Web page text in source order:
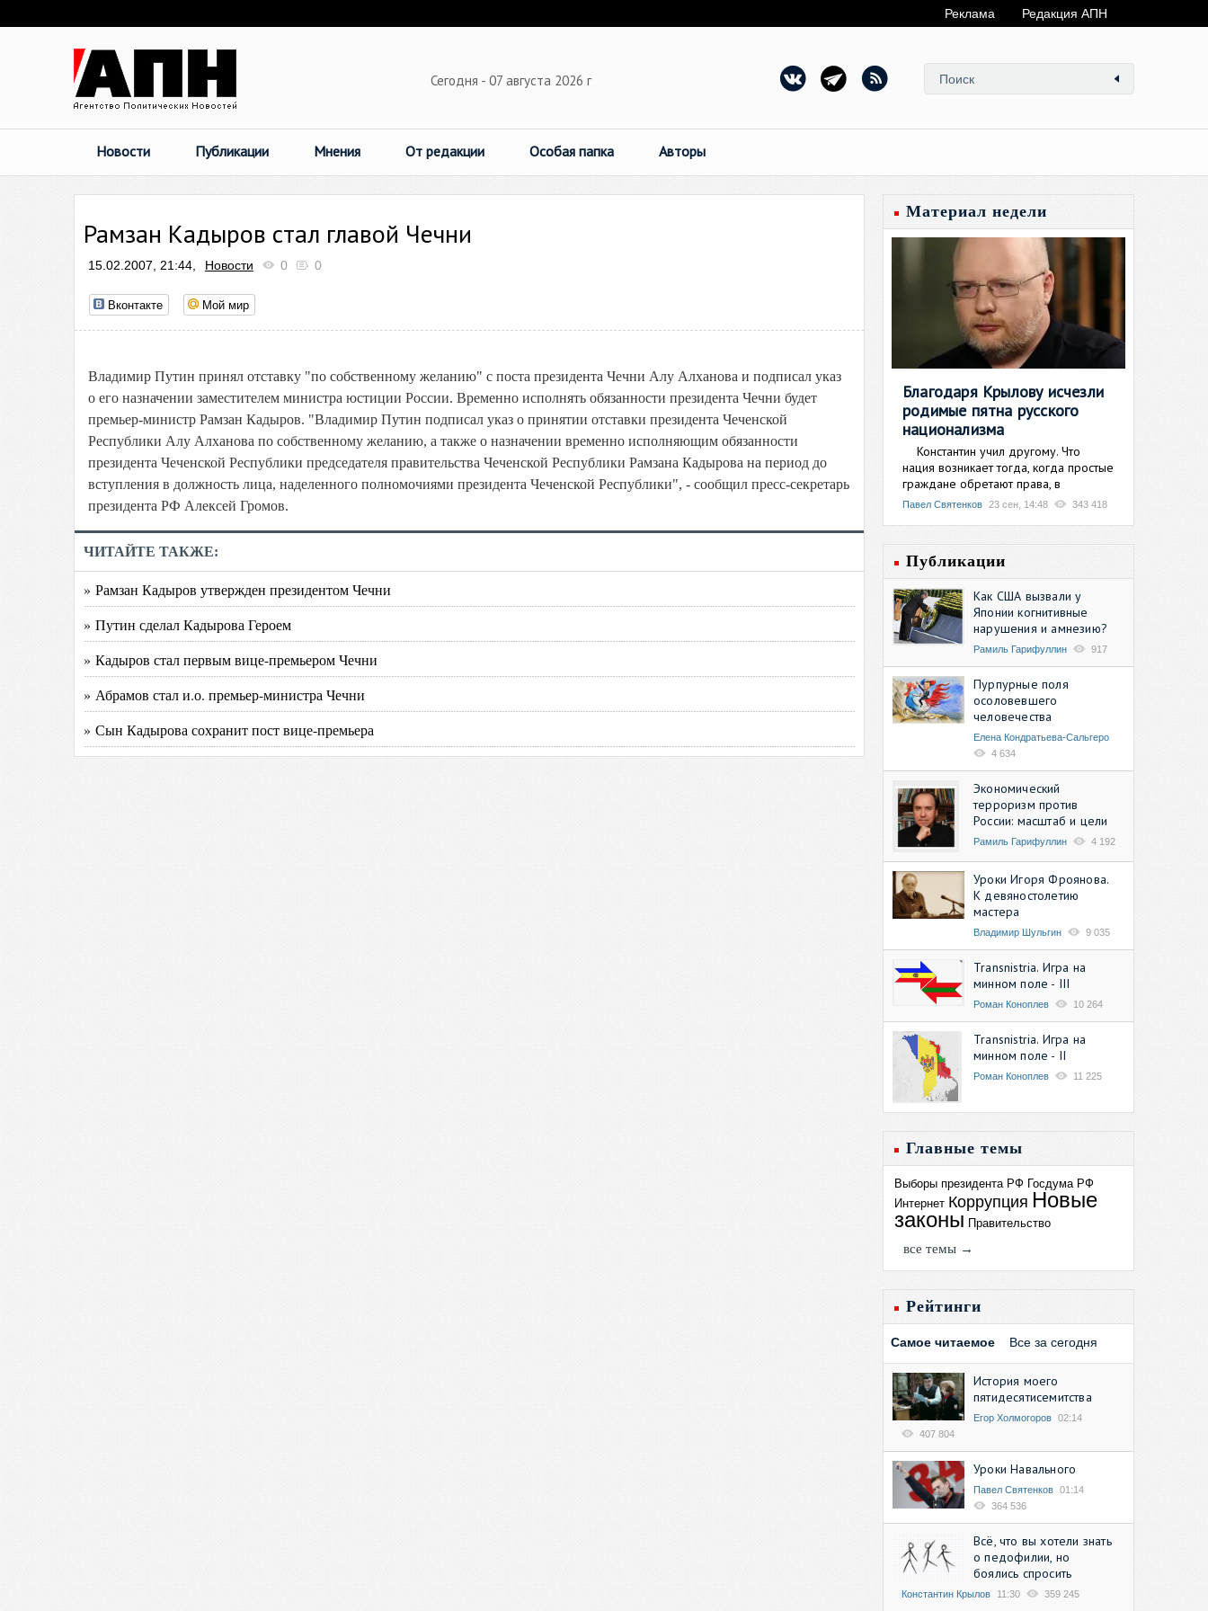
Реклама Редакция АПН
Сегодня - 07 августа 2026 г
Новости Публикации Мнения От редакции Особая папка Авторы
Рамзан Кадыров стал главой Чечни
15.02.2007, 21:44, Новости 0 0
Вконтакте Мой мир
Владимир Путин принял отставку "по собственному желанию" с поста президента Чечни Алу Алханова и подписал указ
о его назначении заместителем министра юстиции России. Временно исполнять обязанности президента Чечни будет
премьер-министр Рамзан Кадыров. "Владимир Путин подписал указ о принятии отставки президента Чеченской
Республики Алу Алханова по собственному желанию, а также о назначении временно исполняющим обязанности
президента Чеченской Республики председателя правительства Чеченской Республики Рамзана Кадырова на период до
вступления в должность лица, наделенного полномочиями президента Чеченской Республики", - сообщил пресс-секретарь
президента РФ Алексей Громов.
ЧИТАЙТЕ ТАКЖЕ:
» Рамзан Кадыров утвержден президентом Чечни
» Путин сделал Кадырова Героем
» Кадыров стал первым вице-премьером Чечни
» Абрамов стал и.о. премьер-министра Чечни
» Сын Кадырова сохранит пост вице-премьера
Материал недели
Благодаря Крылову исчезли
родимые пятна русского
национализма
Константин учил другому. Что
нация возникает тогда, когда простые
граждане обретают права, в
Павел Святенков 23 сен, 14:48 343 418
Публикации
Как США вызвали у
Японии когнитивные
нарушения и амнезию?
Рамиль Гарифуллин 917
Пурпурные поля
осоловевшего
человечества
Елена Кондратьева-Сальгеро
4 634
Экономический
терроризм против
России: масштаб и цели
Рамиль Гарифуллин 4 192
Уроки Игоря Фроянова.
К девяностолетию
мастера
Владимир Шульгин 9 035
Transnistria. Игра на
минном поле - III
Роман Коноплев 10 264
Transnistria. Игра на
минном поле - II
Роман Коноплев 11 225
Главные темы
Выборы президента РФ Госдума РФ
Интернет Коррупция Новые
законы Правительство
все темы →
Рейтинги
Самое читаемое Все за сегодня
История моего
пятидесятисемитства
Егор Холмогоров 02:14
407 804
Уроки Навального
Павел Святенков 01:14
364 536
Всё, что вы хотели знать
о педофилии, но
боялись спросить
Константин Крылов 11:30 359 245